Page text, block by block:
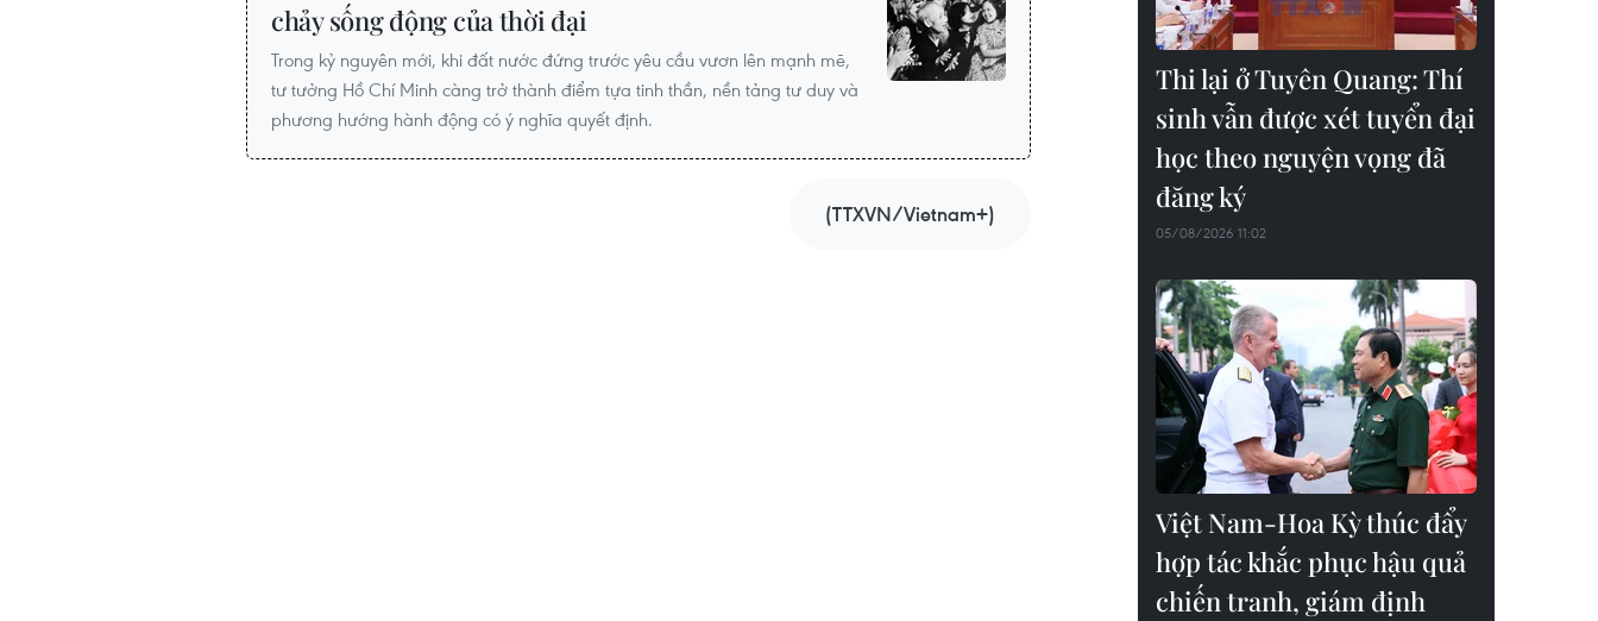
chảy sống động của thời đại
Trong kỷ nguyên mới, khi đất nước đứng trước yêu cầu vươn lên mạnh mẽ,
tư tưởng Hồ Chí Minh càng trở thành điểm tựa tinh thần, nền tảng tư duy và
phương hướng hành động có ý nghĩa quyết định.
(TTXVN/Vietnam+)
Thi lại ở Tuyên Quang: Thí
sinh vẫn được xét tuyển đại
học theo nguyện vọng đã
đăng ký
05/08/2026 11:02
Việt Nam-Hoa Kỳ thúc đẩy
hợp tác khắc phục hậu quả
chiến tranh, giám định